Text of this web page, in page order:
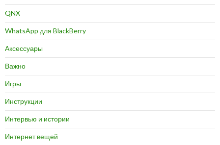
QNX
WhatsApp для BlackBerry
Аксессуары
Важно
Игры
Инструкции
Интервью и истории
Интернет вещей